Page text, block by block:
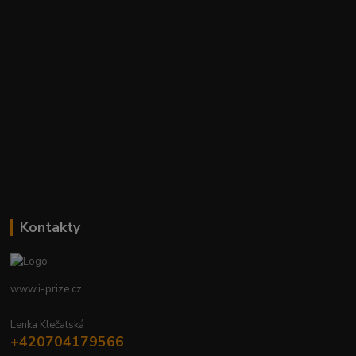
Kontakty
www.i-prize.cz
Lenka Klečatská
+420704179566